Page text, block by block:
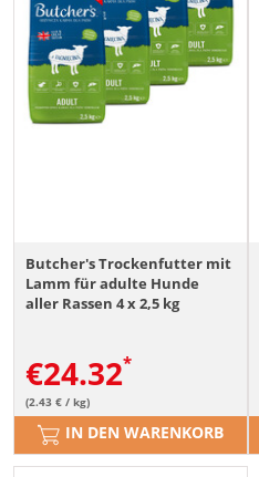
Butcher's Trockenfutter mit
Lamm für adulte Hunde
aller Rassen 4 x 2,5 kg
€24.32
(2.43 € / kg)
IN DEN WARENKORB